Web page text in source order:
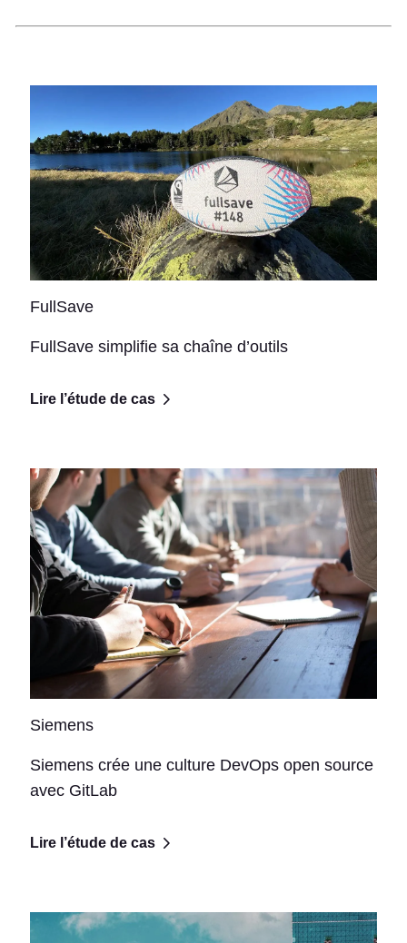
FullSave
FullSave simplifie sa chaîne d’outils
Lire l’étude de cas
Siemens
Siemens crée une culture DevOps open source
avec GitLab
Lire l’étude de cas